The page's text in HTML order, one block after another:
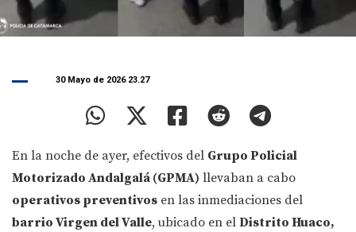
30 Mayo de 2026 23.27
En la noche de ayer, efectivos del Grupo Policial
Motorizado Andalgalá (GPMA) llevaban a cabo
operativos preventivos en las inmediaciones del
barrio Virgen del Valle, ubicado en el Distrito Huaco,